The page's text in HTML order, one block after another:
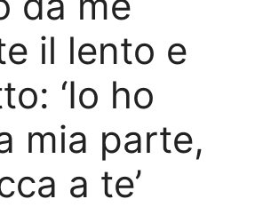
il lento e
‘Io ho
mia parte,
a te’